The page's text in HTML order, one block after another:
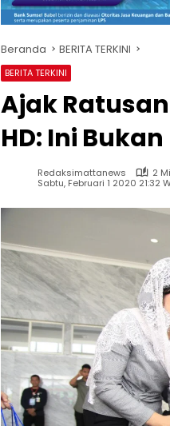
Beranda BERITA TERKINI
BERITA TERKINI
Ajak
HD: Ini
Redaksimattanews
2
Sabtu, Februari 1 2020 21:32